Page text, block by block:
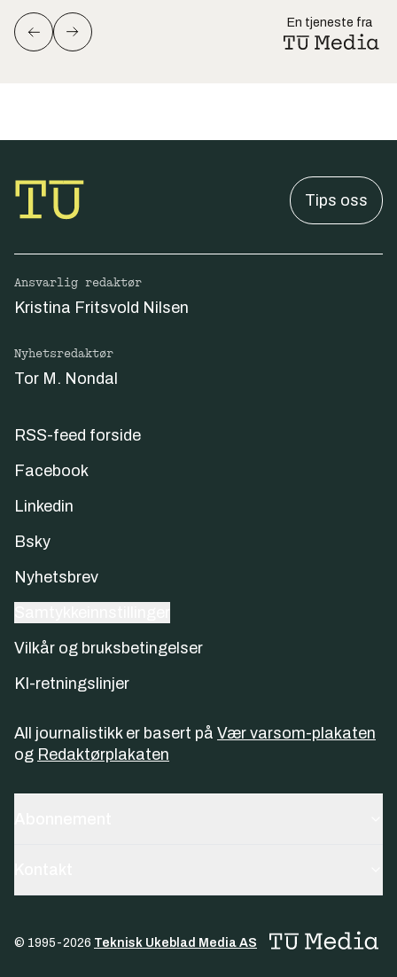
En tjeneste fra
Tips oss
Ansvarlig redaktør
Kristina Fritsvold Nilsen
Nyhetsredaktør
Tor M. Nondal
RSS-feed forside
Facebook
Linkedin
Bsky
Nyhetsbrev
Vilkår og bruksbetingelser
KI-retningslinjer
All journalistikk er basert på Vær varsom-plakaten
og Redaktørplakaten
© 1995-2026 Teknisk Ukeblad Media AS